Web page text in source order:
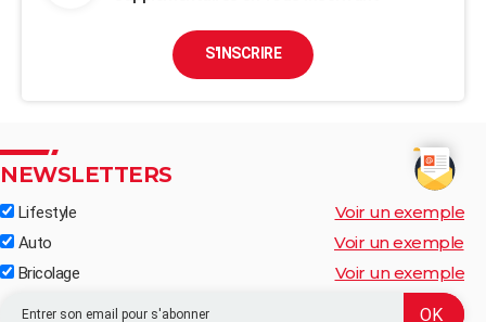
S'INSCRIRE
NEWSLETTERS
Lifestyle Voir un exemple
Auto Voir un exemple
Bricolage Voir un exemple